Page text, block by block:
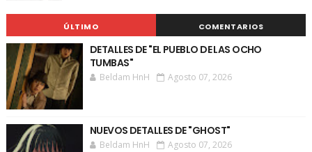
ÚLTIMO COMENTARIOS
DETALLES DE "EL PUEBLO DE LAS OCHO
TUMBAS"
Beldam HnH Agosto 07, 2026
NUEVOS DETALLES DE "GHOST"
Beldam HnH Agosto 07, 2026